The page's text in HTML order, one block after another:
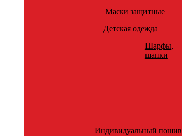
Маски защитные
Детская одежда
Шарфы,
шапки
Индивидуальный пошив